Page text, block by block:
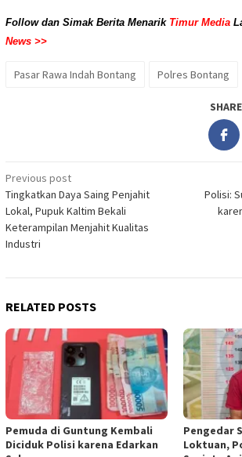
Follow dan Simak Berita Menarik Timur Media
News >>
Pasar Rawa Indah Bontang Polres Bontang
SHARE
Post
navigation
Previous post
Tingkatkan Daya Saing Penjahit
Lokal, Pupuk Kaltim Bekali
Keterampilan Menjahit Kualitas
Industri
Polisi:
RELATED POSTS
Pemuda di Guntung Kembali
Diciduk Polisi karena Edarkan
Pengedar
Loktuan,